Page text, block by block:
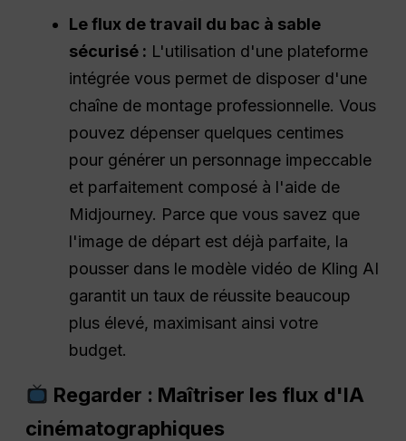
Le flux de travail du bac à sable
sécurisé : L'utilisation d'une plateforme
intégrée vous permet de disposer d'une
chaîne de montage professionnelle. Vous
pouvez dépenser quelques centimes
pour générer un personnage impeccable
et parfaitement composé à l'aide de
Midjourney. Parce que vous savez que
l'image de départ est déjà parfaite, la
pousser dans le modèle vidéo de Kling AI
garantit un taux de réussite beaucoup
plus élevé, maximisant ainsi votre
budget.
Regarder : Maîtriser les flux d'IA
cinématographiques